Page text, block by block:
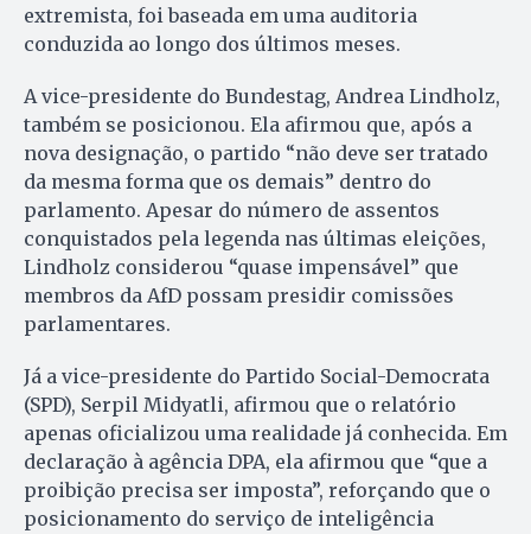
extremista, foi baseada em uma auditoria
conduzida ao longo dos últimos meses.
A vice-presidente do Bundestag, Andrea Lindholz,
também se posicionou. Ela afirmou que, após a
nova designação, o partido “não deve ser tratado
da mesma forma que os demais” dentro do
parlamento. Apesar do número de assentos
conquistados pela legenda nas últimas eleições,
Lindholz considerou “quase impensável” que
membros da AfD possam presidir comissões
parlamentares.
Já a vice-presidente do Partido Social-Democrata
(SPD), Serpil Midyatli, afirmou que o relatório
apenas oficializou uma realidade já conhecida. Em
declaração à agência DPA, ela afirmou que “que a
proibição precisa ser imposta”, reforçando que o
posicionamento do serviço de inteligência